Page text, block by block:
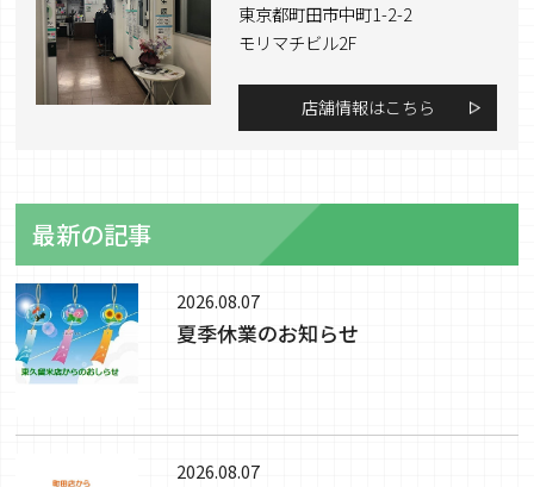
東京都町田市中町1-2-2
モリマチビル2F
店舗情報はこちら
最新の記事
2026.08.07
夏季休業のお知らせ
2026.08.07